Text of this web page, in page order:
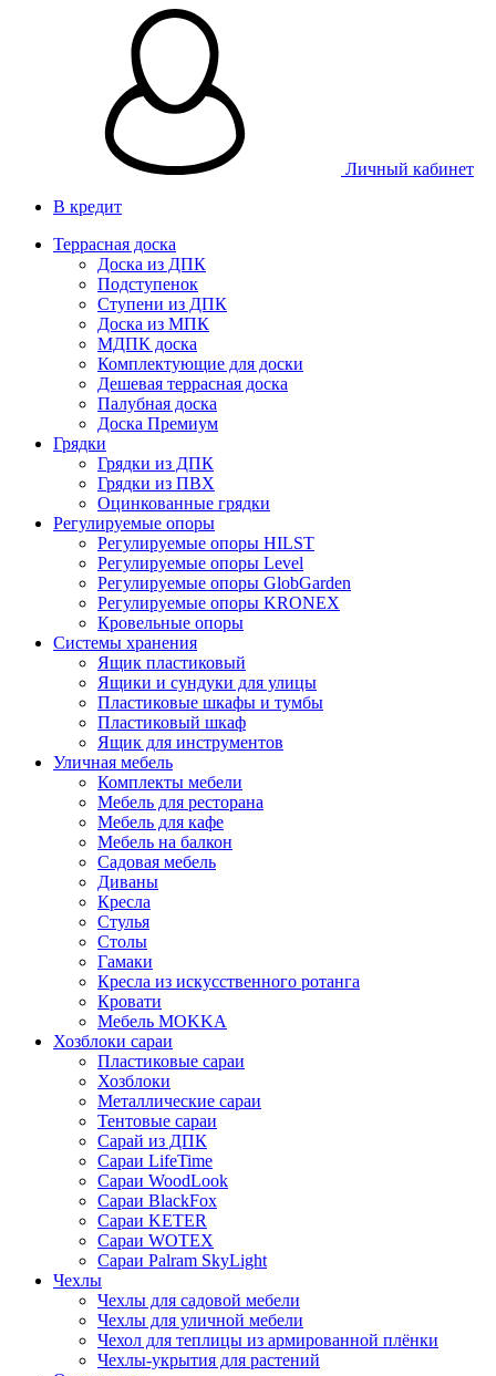
Личный кабинет
В кредит
Террасная доска
Доска из ДПК
Подступенок
Ступени из ДПК
Доска из МПК
МДПК доска
Комплектующие для доски
Дешевая террасная доска
Палубная доска
Доска Премиум
Грядки
Грядки из ДПК
Грядки из ПВХ
Оцинкованные грядки
Регулируемые опоры
Регулируемые опоры HILST
Регулируемые опоры Level
Регулируемые опоры GlobGarden
Регулируемые опоры KRONEX
Кровельные опоры
Системы хранения
Ящик пластиковый
Ящики и сундуки для улицы
Пластиковые шкафы и тумбы
Пластиковый шкаф
Ящик для инструментов
Уличная мебель
Комплекты мебели
Мебель для ресторана
Мебель для кафе
Мебель на балкон
Садовая мебель
Диваны
Кресла
Стулья
Столы
Гамаки
Кресла из искусственного ротанга
Кровати
Мебель MOKKA
Хозблоки сараи
Пластиковые сараи
Хозблоки
Металлические сараи
Тентовые сараи
Сарай из ДПК
Cараи LifeTime
Cараи WoodLook
Сараи BlackFox
Сараи KETER
Сараи WOTEX
Сараи Palram SkyLight
Чехлы
Чехлы для садовой мебели
Чехлы для уличной мебели
Чехол для теплицы из армированной плёнки
Чехлы-укрытия для растений